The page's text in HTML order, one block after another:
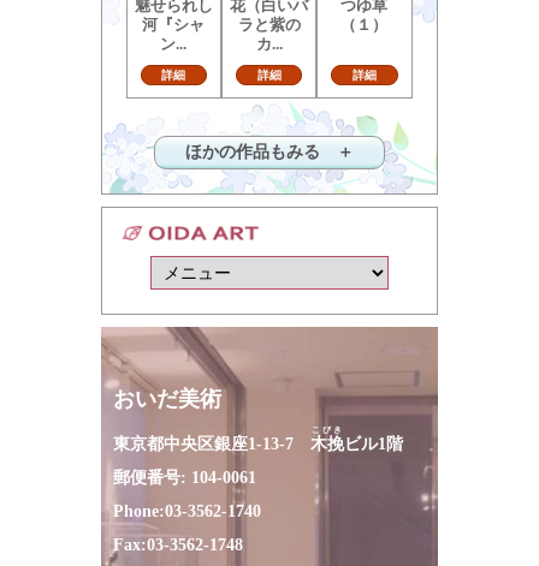
藤田嗣治
魅せられし
河『シャ
ン...
笠井誠一
花（白いバ
ラと紫の
カ...
詳細
山下清
つゆ草
ほかの作品もみる ＋
おいだ美術
東京都中央区銀座1-13-7 木挽
郵便番号: 104-0061
Phone:03-3562-1740